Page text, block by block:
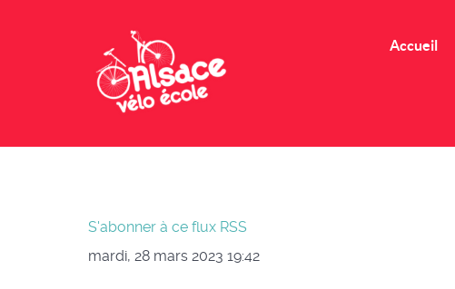
Accueil
S'abonner à ce flux RSS
mardi, 28 mars 2023 19:42